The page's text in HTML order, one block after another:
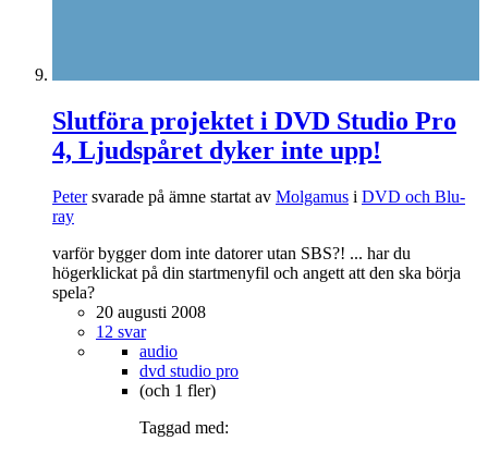
Slutföra projektet i DVD Studio Pro
4, Ljudspåret dyker inte upp!
Petersvarade på ämne startat av Molgamus i DVD och Blu-
ray
varför bygger dom inte datorer utan SBS?! ... har du
högerklickat på din startmenyfil och angett att den ska börja
spela?
20 augusti 2008
12 svar
audio
dvd studio pro
(och 1 fler)
Taggad med: